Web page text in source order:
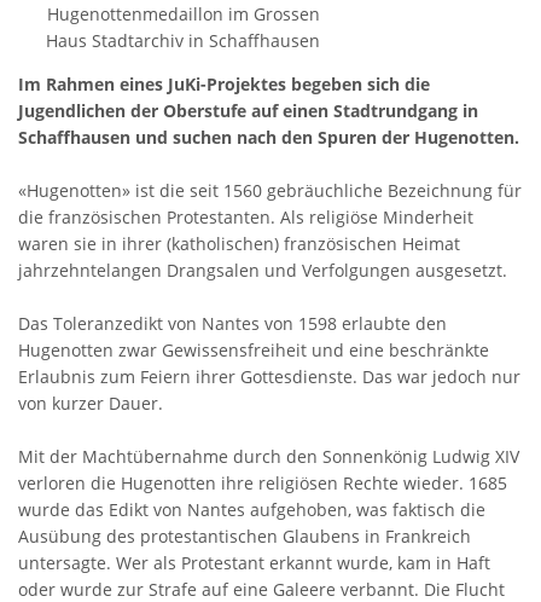
Hugenottenmedaillon im Grossen
Haus Stadtarchiv in Schaffhausen
Im Rahmen eines JuKi-Projektes begeben sich die
Jugendlichen der Oberstufe auf einen Stadtrundgang in
Schaffhausen und suchen nach den Spuren der Hugenotten.
«Hugenotten» ist die seit 1560 gebräuchliche Bezeichnung für
die französischen Protestanten. Als religiöse Minderheit
waren sie in ihrer (katholischen) französischen Heimat
jahrzehntelangen Drangsalen und Verfolgungen ausgesetzt.
Das Toleranzedikt von Nantes von 1598 erlaubte den
Hugenotten zwar Gewissensfreiheit und eine beschränkte
Erlaubnis zum Feiern ihrer Gottesdienste. Das war jedoch nur
von kurzer Dauer.
Mit der Machtübernahme durch den Sonnenkönig Ludwig XIV
verloren die Hugenotten ihre religiösen Rechte wieder. 1685
wurde das Edikt von Nantes aufgehoben, was faktisch die
Ausübung des protestantischen Glaubens in Frankreich
untersagte. Wer als Protestant erkannt wurde, kam in Haft
oder wurde zur Strafe auf eine Galeere verbannt. Die Flucht